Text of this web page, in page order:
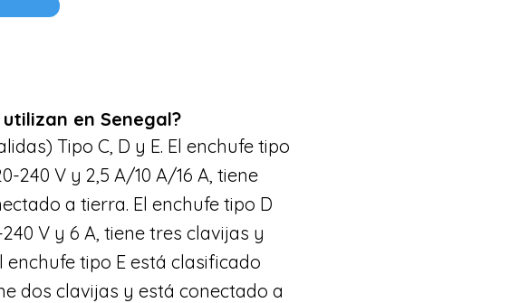
en Senegal?
Tipo C, D y E. El enchufe tipo
240 V y 2,5 A/10 A/16 A, tiene
a tierra. El enchufe tipo D
V y 6 A, tiene tres clavijas y
tipo E está clasificado
dos clavijas y está conectado a